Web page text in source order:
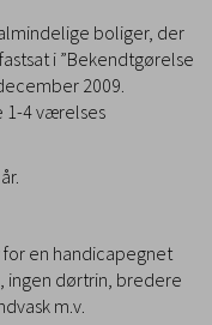
boliger, der
i ”Bekendtgørelse
2009.
1-4 værelses
en handicapegnet
ingen dørtrin, bredere
m.v.